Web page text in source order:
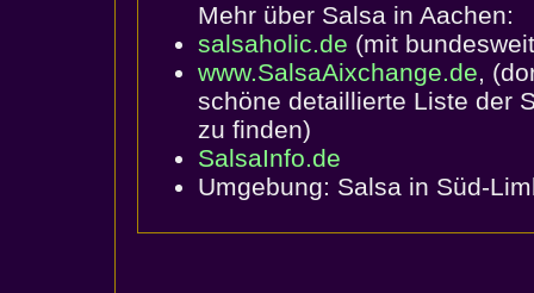
Mehr über Salsa in Aachen:
salsaholic.de (mit
www.SalsaAixchange.de,
schöne detaillierte Liste der
zu finden)
SalsaInfo.de
Umgebung: Salsa in Süd-